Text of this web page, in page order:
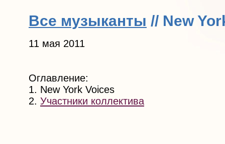
Все музыканты // New
11 мая 2011
Оглавление:
1. New York Voices
2. Участники коллектива